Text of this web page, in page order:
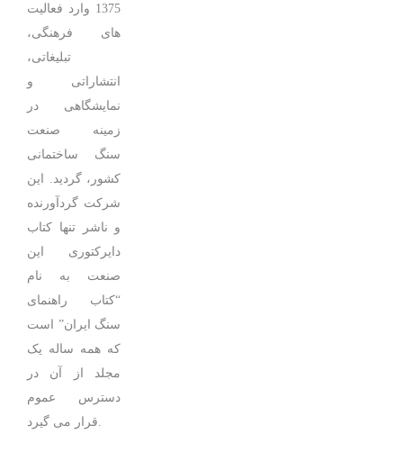
1375 وارد فعالیت
های فرهنگی،
تبلیغاتی،
انتشاراتی و
نمایشگاهی در
زمینه صنعت
سنگ ساختمانی
کشور، گردید. این
شرکت گردآورنده
و ناشر تنها کتاب
دایرکتوری این
صنعت به نام
“کتاب راهنمای
سنگ ایران” است
که همه ساله یک
مجلد از آن در
دسترس عموم
قرار می گیرد.